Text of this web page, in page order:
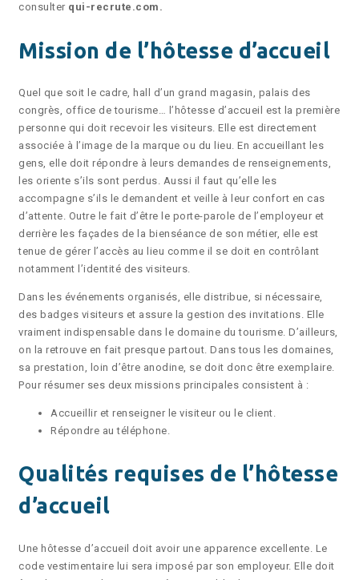
consulter qui-recrute.com.
Mission de l’hôtesse d’accueil
Quel que soit le cadre, hall d’un grand magasin, palais des
congrès, office de tourisme… l’hôtesse d’accueil est la première
personne qui doit recevoir les visiteurs. Elle est directement
associée à l’image de la marque ou du lieu. En accueillant les
gens, elle doit répondre à leurs demandes de renseignements,
les oriente s’ils sont perdus. Aussi il faut qu’elle les
accompagne s’ils le demandent et veille à leur confort en cas
d’attente. Outre le fait d’être le porte-parole de l’employeur et
derrière les façades de la bienséance de son métier, elle est
tenue de gérer l’accès au lieu comme il se doit en contrôlant
notamment l’identité des visiteurs.
Dans les événements organisés, elle distribue, si nécessaire,
des badges visiteurs et assure la gestion des invitations. Elle
vraiment indispensable dans le domaine du tourisme. D’ailleurs,
on la retrouve en fait presque partout. Dans tous les domaines,
sa prestation, loin d’être anodine, se doit donc être exemplaire.
Pour résumer ses deux missions principales consistent à :
Accueillir et renseigner le visiteur ou le client.
Répondre au téléphone.
Qualités requises de l’hôtesse
d’accueil
Une hôtesse d’accueil doit avoir une apparence excellente. Le
code vestimentaire lui sera imposé par son employeur. Elle doit